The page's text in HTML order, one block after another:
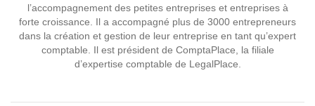
l’accompagnement des petites entreprises et entreprises à
forte croissance. Il a accompagné plus de 3000 entrepreneurs
dans la création et gestion de leur entreprise en tant qu’expert
comptable. Il est président de ComptaPlace, la filiale
d’expertise comptable de LegalPlace.